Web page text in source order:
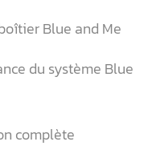
Blue and Me
du système Blue
complète